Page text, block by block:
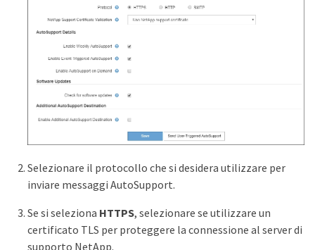
Selezionare il protocollo che si desidera utilizzare per
inviare messaggi AutoSupport.
Se si seleziona HTTPS, selezionare se utilizzare un
certificato TLS per proteggere la connessione al server di
supporto NetApp.